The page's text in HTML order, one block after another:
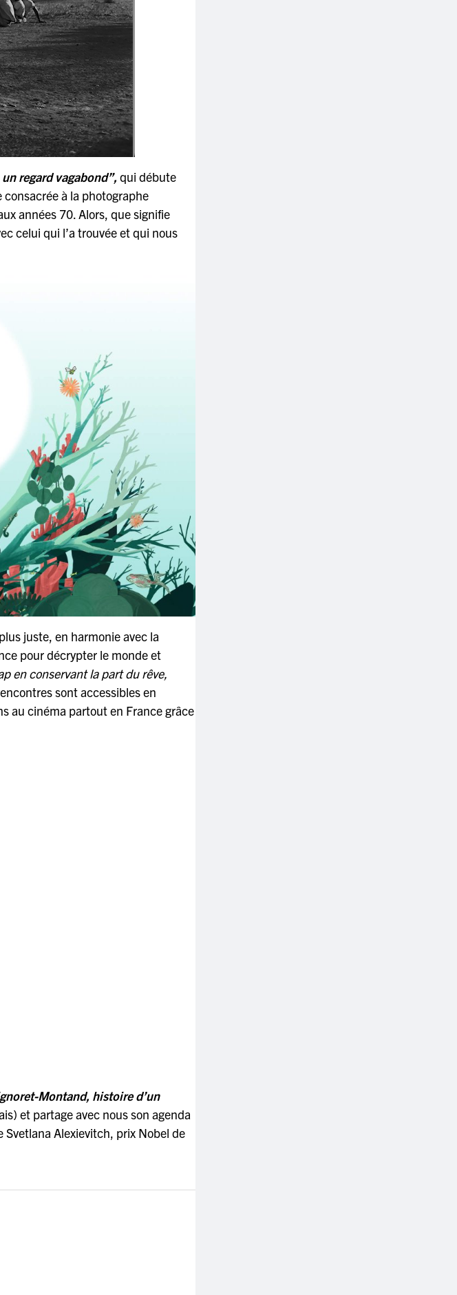
regard vagabond”, qui débute
consacrée à la photographe
années 70. Alors, que signifie
celui qui l’a trouvée et qui nous
juste, en harmonie avec la
pour décrypter le monde et
en conservant la part du rêve,
sont accessibles en
au cinéma partout en France grâce
Montand, histoire d’un
et partage avec nous son agenda
Svetlana Alexievitch, prix Nobel de